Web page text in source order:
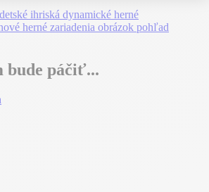
bude páčiť...